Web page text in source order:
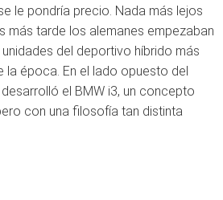
le pondría precio. Nada más lejos
más tarde los alemanes empezaban
del deportivo híbrido más
la época. En el lado opuesto del
el BMW i3, un concepto
con una filosofía tan distinta